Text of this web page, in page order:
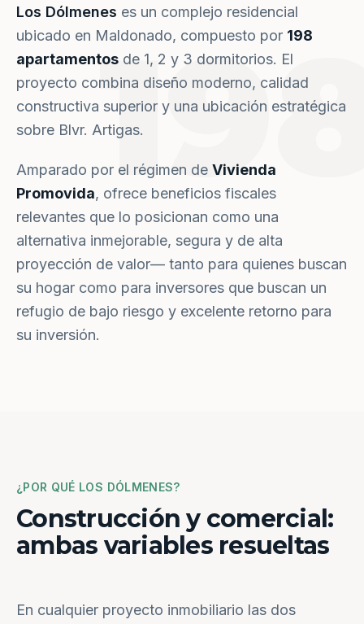
Los Dólmenes es un complejo residencial
ubicado en Maldonado, compuesto por 198
apartamentos de 1, 2 y 3 dormitorios. El
proyecto combina diseño moderno, calidad
constructiva superior y una ubicación estratégica
sobre Blvr. Artigas.
Amparado por el régimen de Vivienda
Promovida, ofrece beneficios fiscales
relevantes que lo posicionan como una
alternativa inmejorable, segura y de alta
proyección de valor— tanto para quienes buscan
su hogar como para inversores que buscan un
refugio de bajo riesgo y excelente retorno para
su inversión.
¿POR QUÉ LOS DÓLMENES?
Construcción y comercial:
ambas variables resueltas
En cualquier proyecto inmobiliario las dos